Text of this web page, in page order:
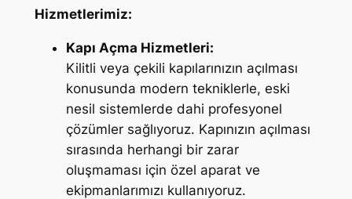
Hizmetlerimiz:
Kapı Açma Hizmetleri:
Kilitli veya çekili kapılarınızın açılması
konusunda modern tekniklerle, eski
nesil sistemlerde dahi profesyonel
çözümler sağlıyoruz. Kapınızın açılması
sırasında herhangi bir zarar
oluşmaması için özel aparat ve
ekipmanlarımızı kullanıyoruz.